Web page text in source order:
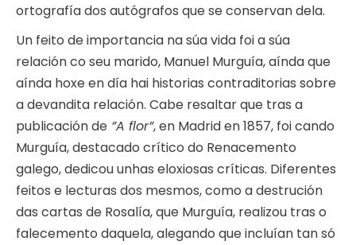
ortografía dos autógrafos que se conservan dela.
Un feito de importancia na súa vida foi a súa
relación co seu marido, Manuel Murguía, aínda que
aínda hoxe en día hai historias contraditorias sobre
a devandita relación. Cabe resaltar que tras a
publicación de ”A flor”, en Madrid en 1857, foi cando
Murguía, destacado crítico do Renacemento
galego, dedicou unhas eloxiosas críticas. Diferentes
feitos e lecturas dos mesmos, como a destrución
das cartas de Rosalía, que Murguía, realizou tras o
falecemento daquela, alegando que incluían tan só